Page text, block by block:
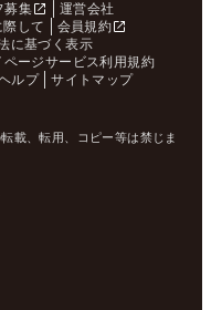
募集
運営会社
際して
会員規約
に基づく表示
ページサービス利用規約
ルプ サイトマップ
載、転用、コピー等は禁じま